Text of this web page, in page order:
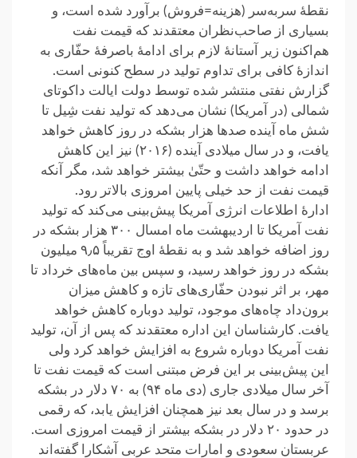
نقطهٔ سربه‌سر (هزینه=فروش) برآورد شده است، و
بسیاری از صاحب‌نظران معتقدند که قیمت نفت
هم‌اکنون زیر آستانهٔ لازم برای ادامهٔ باصرفهٔ حفّاری به
اندازهٔ کافی برای تداوم تولید در سطح کنونی است.
گزارش نفتی منتشر شده توسط دولت ایالت داکوتای
شمالی (در آمریکا) نشان می‌دهد که تولید نفت شِیل تا
شش ماه آینده صدها هزار بشکه در روز کاهش خواهد
یافت، و در سال میلادی آینده (۲۰۱۶) نیز این کاهش
ادامه خواهد داشت و حتّیٰ بیشتر خواهد شد، مگر آنکه
قیمت نفت از حد خیلی پایین امروزی بالاتر رود.
ادارهٔ اطلاعات انرژی آمریکا پیش‌بینی می‌کند که تولید
نفت آمریکا تا اردیبهشت ماه امسال ۳۰۰ هزار بشکه در
روز اضافه خواهد شد و به نقطهٔ اوج تقریباً ۹٫۵ میلیون
بشکه در روز خواهد رسید، و سپس بین ماه‌های خرداد تا
مهر، بر اثر نبودن حفّاری‌های تازه و کاهش میزان
برون‌داد چاه‌های موجود، تولید دوباره کاهش خواهد
یافت. کارشناسان این اداره معتقدند که پس از آن، تولید
نفت آمریکا دوباره شروع به افزایش خواهد کرد ولی
این پیش‌بینی بر این فرض مبتنی است که قیمت نفت تا
آخر سال میلادی جاری (دی ماه ۹۴) به ۷۰ دلار در بشکه
برسد و در سال بعد نیز همچنان افزایش یابد، که رقمی
در حدود ۲۰ دلار در بشکه بیشتر از قیمت امروزی است.
عربستان سعودی و امارات متحد عربی آشکارا گفته‌اند